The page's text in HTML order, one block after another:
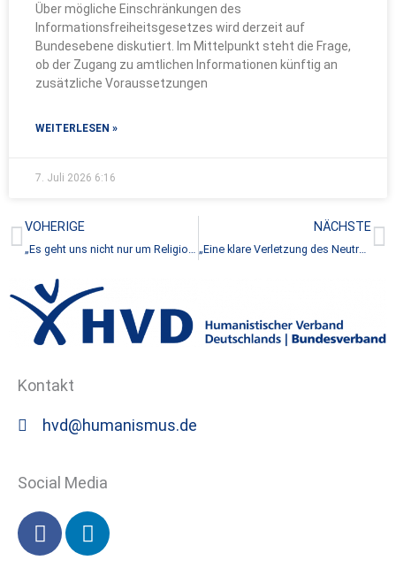
Über mögliche Einschränkungen des
Informationsfreiheitsgesetzes wird derzeit auf
Bundesebene diskutiert. Im Mittelpunkt steht die Frage,
ob der Zugang zu amtlichen Informationen künftig an
zusätzliche Voraussetzungen
WEITERLESEN »
7. Juli 2026 6:16
Zurück
VOHERIGE NÄCHSTE
„Eine klare Verletzung des Neutralitätsgebots“
Kontakt
hvd@humanismus.de
Social Media
F
a
L
i